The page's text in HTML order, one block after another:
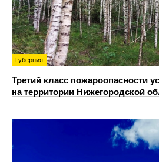
Губерния
Третий класс пожароопасности
на территории Нижегородской